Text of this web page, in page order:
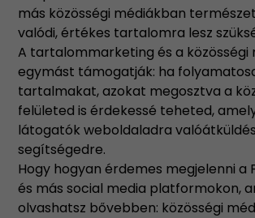
más közösségi médiákban
valódi, értékes tartalomra lesz
A tartalommarketing és a közösségi
egymást támogatják: ha
tartalmakat, azokat megosztva a
felületed is érdekessé teheted,
látogatók weboldaladra
segítségedre.
Hogy hogyan érdemes megjelenni a
és más social media platformokon,
olvashatsz bővebben: közösségi